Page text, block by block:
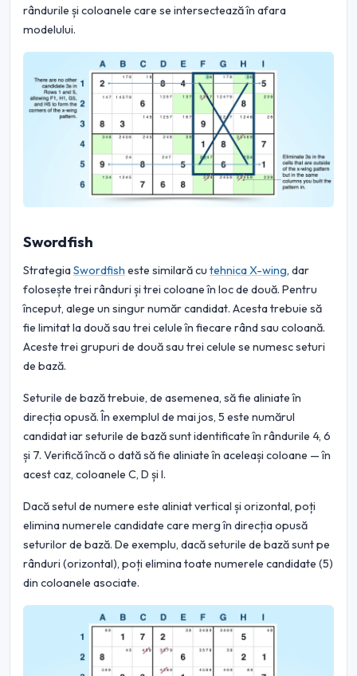
rândurile și coloanele care se intersectează în afara
modelului.
Swordfish
StrategiaSwordfish este similară cu tehnica X-wing, dar
folosește trei rânduri și trei coloane în loc de două. Pentru
început, alege un singur număr candidat. Acesta trebuie să
fie limitat la două sau trei celule în fiecare rând sau coloană.
Aceste trei grupuri de două sau trei celule se numesc seturi
de bază.
Seturile de bază trebuie, de asemenea, să fie aliniate în
direcția opusă. În exemplul de mai jos, 5 este numărul
candidat iar seturile de bază sunt identificate în rândurile 4, 6
și 7. Verifică încă o dată să fie aliniate în aceleași coloane — în
acest caz, coloanele C, D și I.
Dacă setul de numere este aliniat vertical și orizontal, poți
elimina numerele candidate care merg în direcția opusă
seturilor de bază. De exemplu, dacă seturile de bază sunt pe
rânduri (orizontal), poți elimina toate numerele candidate (5)
din coloanele asociate.